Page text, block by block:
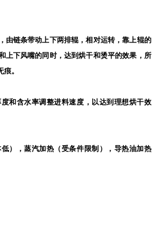
由链条带动上下两排辊，相对运转，靠上辊的
上下风嘴的同时，达到烘干和烫平的效果，所
。
和含水率调整进料速度，以达到理想烘干效
），蒸汽加热（受条件限制），导热油加热